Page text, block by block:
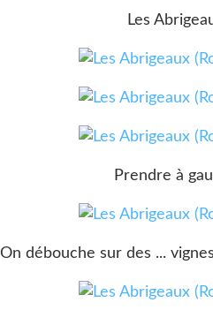
Les
Prendre à
On débouche sur des ...